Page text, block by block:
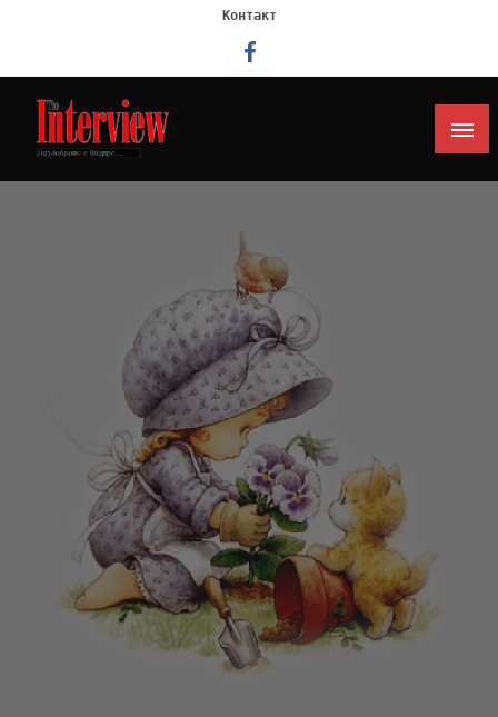
Контакт
Интервју